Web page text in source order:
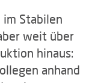
Stabilen
weit über
hinaus:
anhand